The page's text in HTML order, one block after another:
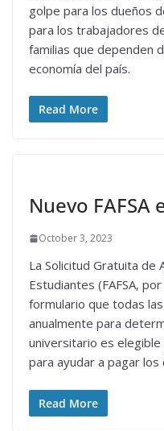
golpe para los dueños
para los trabajadores
familias que dependen
economía del país.
Read More
Nuevo
October 3, 2023
La Solicitud Gratuita de
Estudiantes (FAFSA,
formulario que todas
anualmente para
universitario es
para ayudar a pagar
Read More